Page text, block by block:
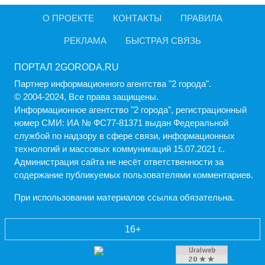
О ПРОЕКТЕ КОНТАКТЫ ПРАВИЛА
РЕКЛАМА БЫСТРАЯ СВЯЗЬ
ПОРТАЛ 2GORODA.RU
Партнер информационного агентства "2 города".
© 2004-2024, Все права защищены.
Информационное агентство "2 города", регистрационный
номер СМИ: ИА № ФС77-81371 выдан Федеральной
службой по надзору в сфере связи, информационных
технологий и массовых коммуникаций 15.07.2021 г..
Администрация cайта не несёт ответственности за
содержание публикуемых пользователями комментариев.
При использовании материалов ссылка обязательна.
16+